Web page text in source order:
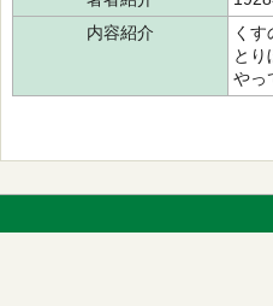
内容紹介
く
とり
やっ